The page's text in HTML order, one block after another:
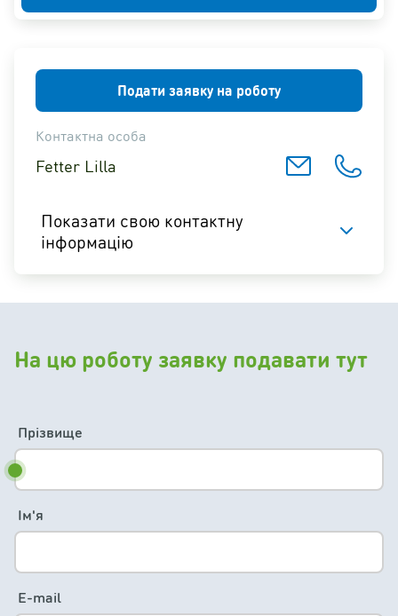
Подати заявку на роботу
Контактна особа
Fetter Lilla
Показати свою контактну
інформацію
На цю роботу заявку подавати тут
Прізвище
Ім'я
E-mail